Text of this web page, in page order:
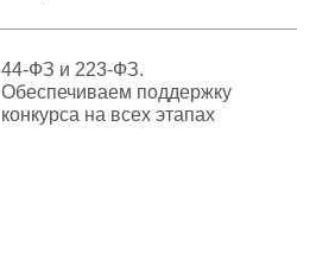
44-ФЗ и 223-ФЗ.
Обеспечиваем поддержку
конкурса на всех этапах